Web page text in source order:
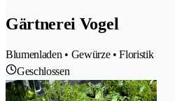
Gärtnerei Vogel
Blumenladen • Gewürze • Floristik
Geschlossen